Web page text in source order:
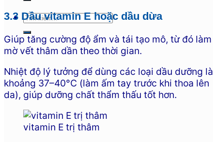
3.3 Dầu vitamin E hoặc dầu dừa
Giúp tăng cường độ ẩm và tái tạo mô, từ đó làm
mờ vết thâm dần theo thời gian.
Nhiệt độ lý tưởng để dùng các loại dầu dưỡng là
khoảng 37–40°C (làm ấm tay trước khi thoa lên
da), giúp dưỡng chất thẩm thấu tốt hơn.
vitamin E trị thâm